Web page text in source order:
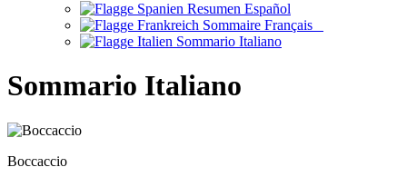
Resumen Español
Sommaire Français
Sommario Italiano
Sommario Italiano
Boccaccio